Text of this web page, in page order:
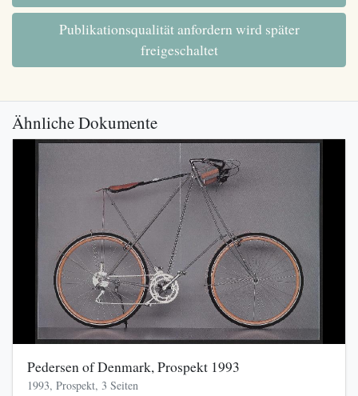
Publikationsqualität anfordern wird später
freigeschaltet
Ähnliche Dokumente
Pedersen of Denmark, Prospekt 1993
1993, Prospekt, 3 Seiten